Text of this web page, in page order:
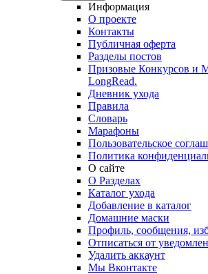
Информация
О проекте
Контакты
Публичная оферта
Разделы постов
Призовые Конкурсов и
LongRead.
Дневник ухода
Правила
Словарь
Марафоны
Пользовательское
Политика
О сайте
О Разделах
Каталог ухода
Добавление в каталог
Домашние маски
Профиль, сообщения,
Отписаться от
Удалить аккаунт
Мы Вконтакте